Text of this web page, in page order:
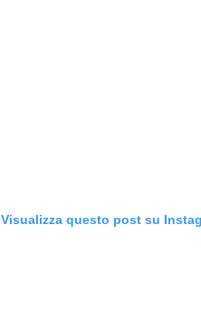
Visualizza questo post su